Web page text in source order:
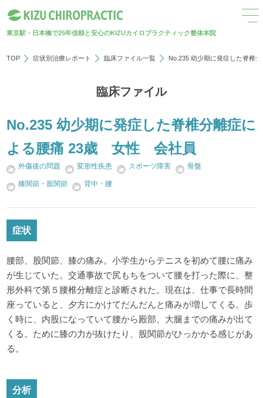
東京駅・日本橋で25年信頼と安心のKIZUカイロプラクティック整体本院
TOP 症状別治療レポート 臨床ファイル一覧 No.235 幼少期に発症した脊
臨床ファイル
No.235 幼少期に発症した脊椎分離症に
よる腰痛 23歳 女性 会社員
外傷後の問題 変形性疾患 スポーツ障害 骨盤
膝関節・股関節 背中・腰
症状
腰部、股関節、膝の痛み。小学生からテニスを初めて腰に痛み
が生じていた。交通事故で尻もちをついて腰を打った際に、整
形外科で第５腰椎分離症と診断された。現在は、仕事で長時間
座っていると、夕方にかけてだんだんと痛みが増してくる。歩
く時に、内股になっていて腰から殿部、大腿までの痛みが出て
くる。ために膝の力が抜けたり、股関節がひっかかる感じがあ
る。
分析